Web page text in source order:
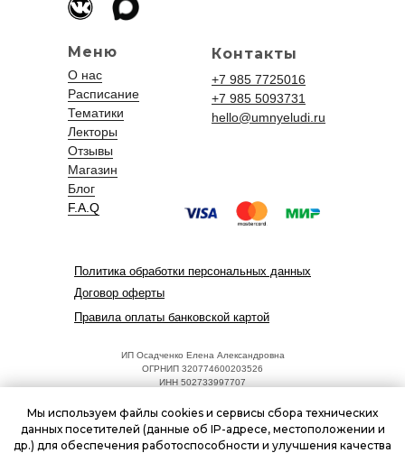
Меню
О нас
Расписание
Тематики
Лекторы
Отзывы
Магазин
Блог
F.A.Q
Контакты
+7 985 7725016
+7 985 5093731
hello@umnyeludi.ru
Политика обработки персональных данных
Договор оферты
Правила оплаты банковской картой
ИП Осадченко Елена Александровна
ОГРНИП 320774600203526
ИНН 502733997707
hello@umnyeludi.ru
Режим работы: ежедневно 09:00 - 18:00
Мы используем файлы cookies и сервисы сбора технических
данных посетителей (данные об IP-адресе, местоположении и
др.) для обеспечения работоспособности и улучшения качества